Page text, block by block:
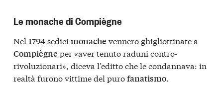
Le monache di Compiègne
Nel 1794sedici monache vennero ghigliottinate a
Compiègne per «aver tenuto raduni contro-
rivoluzionari», diceva l’editto che le condannava: in
realtà furono vittime del purofanatismo.